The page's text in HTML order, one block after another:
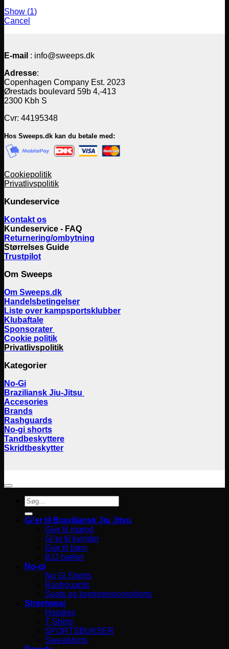
Show (1)
Cancel
E-mail : info@sweeps.dk
Adresse:
Copenhagen Company Est. 2023
Ørestads boulevard 59b 4,-413
2300 Kbh S
Cvr: 44195348
Hos Sweeps.dk kan du betale med:
Cookiepolitik
Privatlivspolitik
Kundeservice
Kontakt os
Kundeservice - FAQ
Returnering/ombytning
Størrelses Guide
Trustpilot
Om Sweeps
Om Sweeps.dk
Handelsbetingelser
Liste over kampsportsklubber
Klubaftale
Sponsorater
Cookie politik
Privatlivspolitik
Kategorier
No-Gi
Braziliansk Jiu-Jitsu
Accesories
Brands
Rashguards
No-gi shorts
Tandbeskyttere
Skridtbeskytter
Søg
efter:
Gi’er til Brasiliansk Jiu Jitsu
Gier til mænd
Gi’er til kvinder
Gier til børn
BJJ bælter
No-gi
No Gi Shorts
Rashguards
Spats og kompressionsshorts
Streetwear
Hoodies
T-Shirts
SPORTSBUKSER
Sweatshirts